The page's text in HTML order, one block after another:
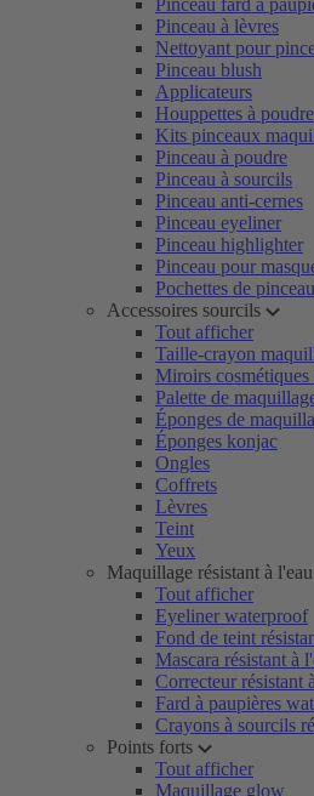
Pinceau fard à
Pinceau à lèvres
Nettoyant pour
Pinceau blush
Applicateurs
Houppettes à poudre
Kits pinceaux
Pinceau à poudre
Pinceau à sourcils
Pinceau anti-cernes
Pinceau eyeliner
Pinceau highlighter
Pinceau pour
Pochettes de
Accessoires sourcils
Tout afficher
Taille-crayon
Miroirs
Palette de
Éponges de
Éponges konjac
Ongles
Coffrets
Lèvres
Teint
Yeux
Maquillage résistant à l'eau
Tout afficher
Eyeliner waterproof
Fond de teint
Mascara résistant à
Correcteur résistant
Fard à paupières
Crayons à sourcils
Points forts
Tout afficher
Maquillage glow